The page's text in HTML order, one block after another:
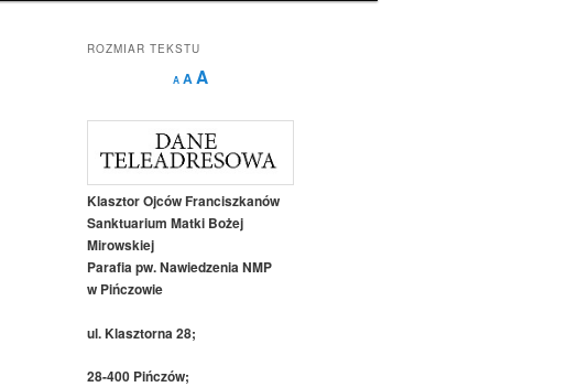
ROZMIAR TEKSTU
A
Decrease
font
A Reset
AIncrease
size.
Klasztor Ojców Franciszkanów
Sanktuarium Matki Bożej
Mirowskiej
Parafia pw. Nawiedzenia NMP
w Pińczowie
ul. Klasztorna 28;
28-400 Pińczów;